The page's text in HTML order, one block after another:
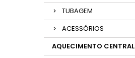
TUBAGEM
ACESSÓRIOS
AQUECIMENTO CENTRAL